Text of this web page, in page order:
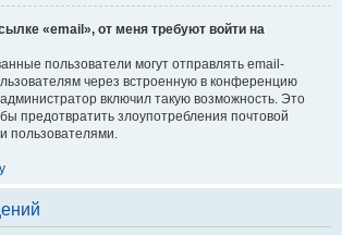
«email», от меня требуют войти на
пользователи могут отправлять email-
через встроенную в конференцию
включил такую возможность. Это
предотвратить злоупотребления почтовой
пользователями.